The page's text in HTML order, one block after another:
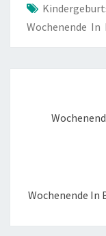
Wochenende In
Wochenende In